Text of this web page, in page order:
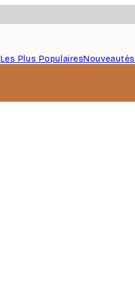
Les Plus PopulairesNouveautés